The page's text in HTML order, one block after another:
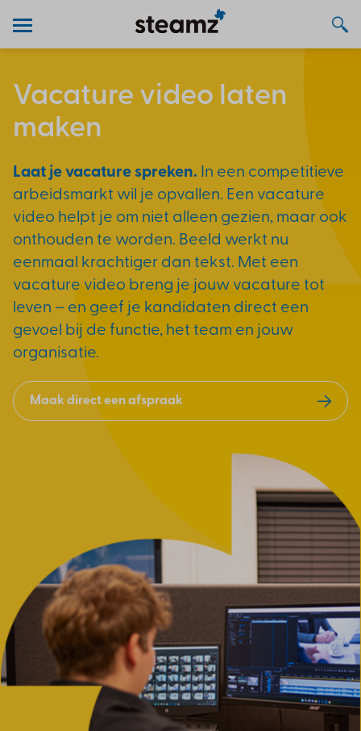
Vacature video laten
maken
Laat je vacature spreken. In een competitieve
arbeidsmarkt wil je opvallen. Een vacature
video helpt je om niet alleen gezien, maar ook
onthouden te worden. Beeld werkt nu
eenmaal krachtiger dan tekst. Met een
vacature video breng je jouw vacature tot
leven – en geef je kandidaten direct een
gevoel bij de functie, het team en jouw
organisatie.
Maak direct een afspraak